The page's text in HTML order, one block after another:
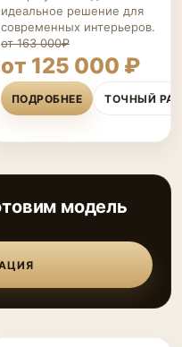
идеальное решение для
современных интерьеров.
от 163 000₽
от 125 000 ₽
ПОДРОБНЕЕ ТОЧНЫЙ
модель